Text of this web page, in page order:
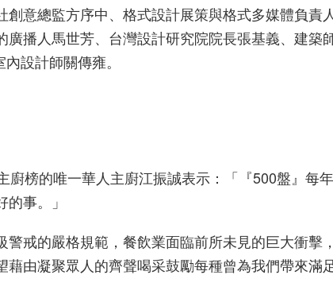
意總監方序中、格式設計展策與格式多媒體負責
播人馬世芳、台灣設計研究院院長張基義、建築
設計師關傳雍。
榜的唯一華人主廚江振誠表示：「『500盤』每
事。」
戒的嚴格規範，餐飲業面臨前所未見的巨大衝擊
由凝聚眾人的齊聲喝采鼓勵每種曾為我們帶來滿